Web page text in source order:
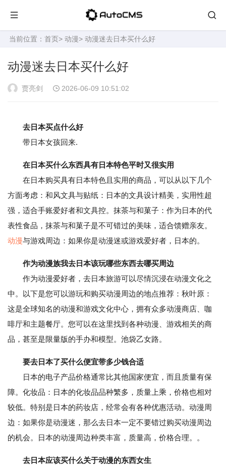
当前位置： 首页> 动漫> 动漫迷去日本买什么好
动漫迷去日本买什么好
贾亮剑 2026-06-09 10:51:02
去日本买点什么好
带日本女孩回来.
在日本买什么东西具有日本特色平时又很实用
在日本购买具有日本特色且实用的商品，可以从以下几个
方面考虑：和风文具与贴纸：日本的文具设计精美，实用性超
强，适合手账爱好者和文具控。抹茶与和菓子：作为日本的代
表性食品，抹茶与和菓子是不可错过的美味，适合馈赠亲友。
动漫与游戏周边：如果你是动漫迷或游戏爱好者，日本的。
作为动漫族我去日本该玩哪些东西去哪买周边
作为动漫爱好者，去日本旅游可以尽情沉浸在动漫文化之
中。以下是您可以游玩和购买动漫周边的地点推荐：秋叶原：
这是全球知名的动漫和游戏文化中心，拥有众多动漫商店、咖
啡厅和主题餐厅。您可以在这里找到各种动漫、游戏相关的商
品，甚至是限量版的手办和模型。池袋乙女路。
要去日本了买什么便宜带多少钱合适
日本的电子产品价格通常比其他国家便宜，而且质量有保
障。化妆品：日本的化妆品品种繁多，质量上乘，价格也相对
较低。特别是日本的药妆店，经常会有各种优惠活动。动漫周
边：如果你是动漫迷，那么去日本一定不要错过购买动漫周边
的机会。日本的动漫周边种类丰富，质量高，价格合理。。
去日本应该买什么关于动漫的东西女生